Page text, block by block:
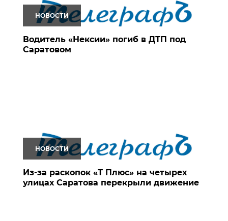
НОВОСТИ
Водитель «Нексии» погиб в ДТП под
Саратовом
НОВОСТИ
Из-за раскопок «Т Плюс» на четырех
улицах Саратова перекрыли движение